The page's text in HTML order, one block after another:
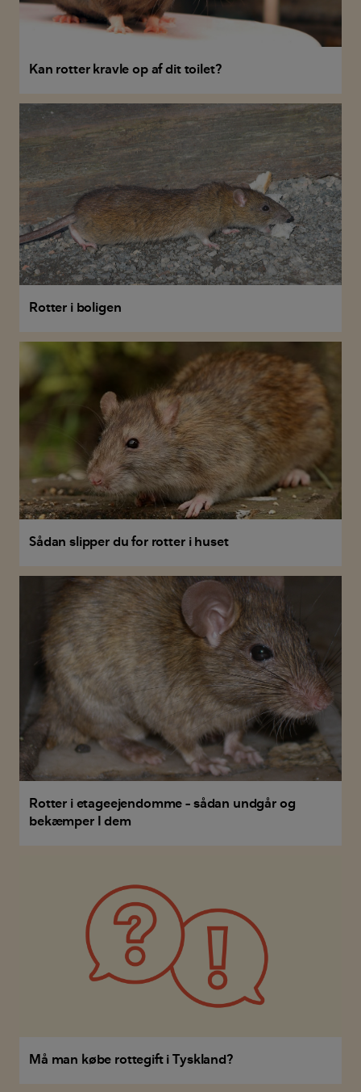
Kan rotter kravle op af dit toilet?
Rotter i boligen
Sådan slipper du for rotter i huset
Rotter i etageejendomme – sådan undgår og
bekæmper I dem
Må man købe rottegift i Tyskland?